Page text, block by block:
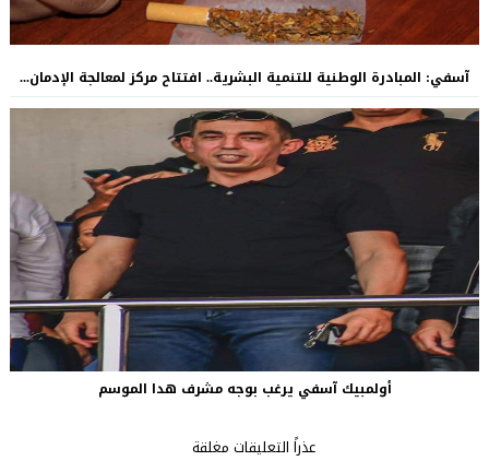
آسفي: المبادرة الوطنية للتنمية البشرية.. افتتاح مركز لمعالجة الإدمان...
أولمبيك آسفي يرغب بوجه مشرف هدا الموسم
عذراً التعليقات مغلقة